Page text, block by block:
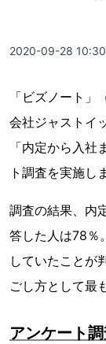
2020-09-28 10:30
「ビズノート」
会社ジャストイ
「内定から入
ト調査を実施し
調査の結果、内
答した人は78％
していたことが
ごし方として最
アンケート